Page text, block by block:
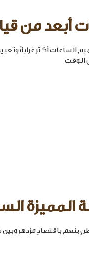
أبعد من
الساعات أكثر غرابةً
الوقت
المميزة
ينعم باقتصادٍ مزدهر